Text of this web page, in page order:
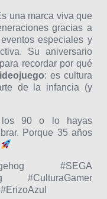
una marca viva que
gracias a
especiales y
Su aniversario
recordar por qué
: es cultura
de la infancia (y
90 o lo hayas
Porque 35 años
#SEGA
#CulturaGamer